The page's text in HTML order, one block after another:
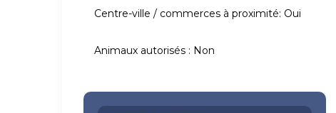
Centre-ville / commerces à proximité: Oui
Animaux autorisés : Non